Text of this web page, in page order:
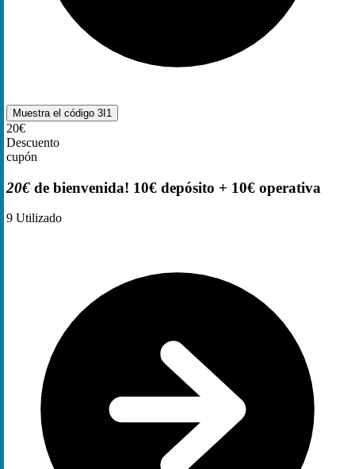
Muestra el código 3I1
20€
Descuento
cupón
20€ de bienvenida! 10€ depósito + 10€ operativa
9 Utilizado